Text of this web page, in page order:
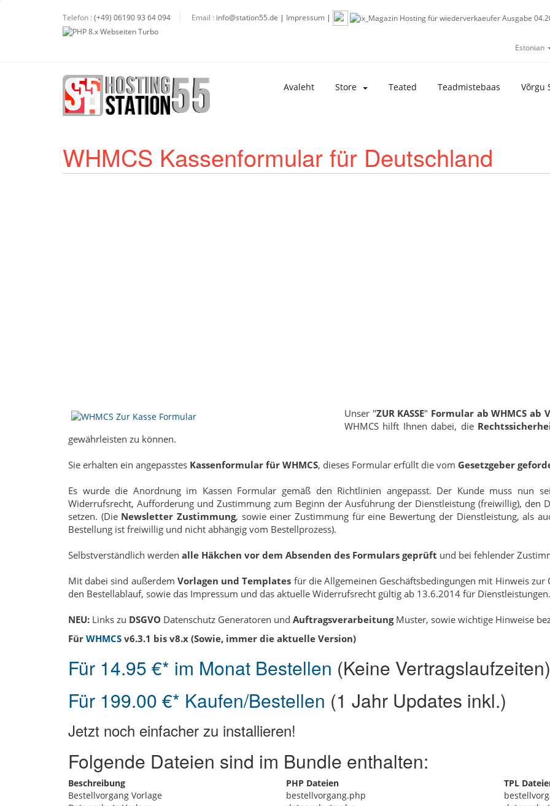
Telefon : (+49) 06190 93 64 094 Email : info@station55.de | Impressum |
Estonian
Avaleht Store Teated Teadmistebaas Võrgu
WHMCS Kassenformular für Deutschland
Unser "ZUR KASSE" Formular ab WHMCS ab
WHMCS hilft Ihnen dabei, die
gewährleisten zu können.
Sie erhalten ein angepasstes Kassenformular für WHMCS, dieses Formular erfüllt die vom Gesetzgeber
Es wurde die Anordnung im Kassen Formular gemäß den Richtlinien angepasst. Der Kunde muss nun
Widerrufsrecht, Aufforderung und Zustimmung zum Beginn der Ausführung der Dienstleistung (freiwillig), den
setzen. (Die Newsletter Zustimmung, sowie einer Zustimmung für eine Bewertung der Dienstleistung, als
Bestellung ist freiwillig und nicht abhängig vom Bestellprozess).
Selbstverständlich werden alle Häkchen vor dem Absenden des Formulars geprüft und bei fehlender
Mit dabei sind außerdem Vorlagen und Templates für die Allgemeinen Geschäftsbedingungen mit Hinweis zur
den Bestellablauf, sowie das Impressum und das aktuelle Widerrufsrecht gültig ab 13.6.2014 für Dienstleistungen.
NEU: Links zu DSGVO Datenschutz Generatoren und AuftragsverarbeitungMuster, sowie wichtige Hinweise
Für WHMCS v6.3.1 bis v8.x (Sowie, immer die aktuelle Version)
Für 14.95 €* im Monat Bestellen (Keine Vertragslaufzeiten)
Für 199.00 €* Kaufen/Bestellen (1 Jahr Updates inkl.)
Jetzt noch einfacher zu installieren!
Folgende Dateien sind im Bundle enthalten:
Beschreibung PHP Dateien
TPL
Bestellvorgang Vorlage
bestellvorgang.php